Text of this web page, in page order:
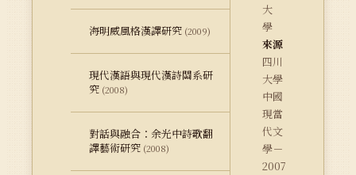
海明威風格漢譯研究 (2009)
現代漢語與現代漢詩關系研
究 (2008)
對話與融合：余光中詩歌翻
譯藝術研究 (2008)
大
學
來源
四川
大學
中國
現當
代文
學－
2007